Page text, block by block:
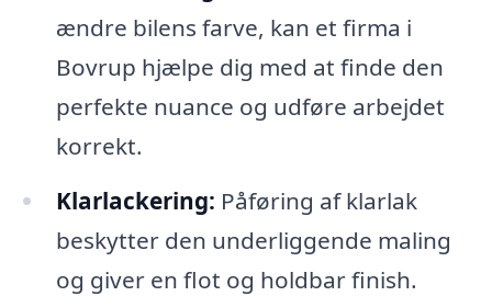
ændre bilens farve, kan et firma i
Bovrup hjælpe dig med at finde den
perfekte nuance og udføre arbejdet
korrekt.
Klarlackering: Påføring af klarlak
beskytter den underliggende maling
og giver en flot og holdbar finish.